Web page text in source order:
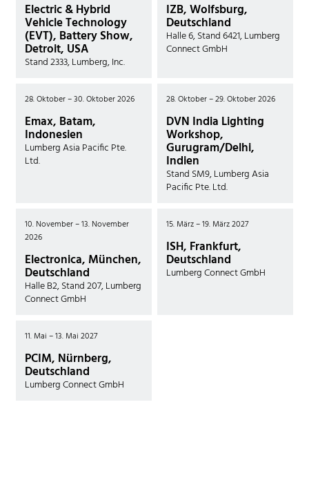
Electric & Hybrid
Vehicle Technology
(EVT), Battery Show,
Detroit, USA
Stand 2333, Lumberg, Inc.
IZB, Wolfsburg,
Deutschland
Halle 6, Stand 6421, Lumberg
Connect GmbH
28. Oktober – 30. Oktober 2026
Emax, Batam,
Indonesien
Lumberg Asia Pacific Pte.
Ltd.
28. Oktober – 29. Oktober 2026
DVN India Lighting
Workshop,
Gurugram/Delhi,
Indien
Stand SM9, Lumberg Asia
Pacific Pte. Ltd.
10. November – 13. November
2026
Electronica, München,
Deutschland
Halle B2, Stand 207, Lumberg
Connect GmbH
15. März – 19. März 2027
ISH, Frankfurt,
Deutschland
Lumberg Connect GmbH
11. Mai – 13. Mai 2027
PCIM, Nürnberg,
Deutschland
Lumberg Connect GmbH